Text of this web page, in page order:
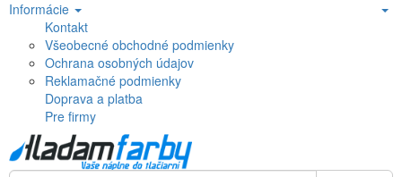
Informácie
Kontakt
Všeobecné obchodné podmienky
Ochrana osobných údajov
Reklamačné podmienky
Doprava a platba
Pre firmy